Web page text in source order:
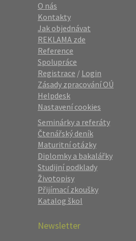
O nás
Kontakty
Jak objednávat
REKLAMA zde
Reference
Spolupráce
Registrace / Login
Zásady zpracování OÚ
Helpdesk
Nastavení cookies
Seminárky a referáty
Čtenářský deník
Maturitní otázky
Diplomky a bakalářky
Studijní podklady
Životopisy
Přijímací zkoušky
Katalog škol
Newsletter